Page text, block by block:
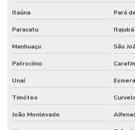
Itaúna Pará
Paracatu Itajubá
Manhuaçu São
Patrocínio
Unaí
Timóteo
João Monlevade